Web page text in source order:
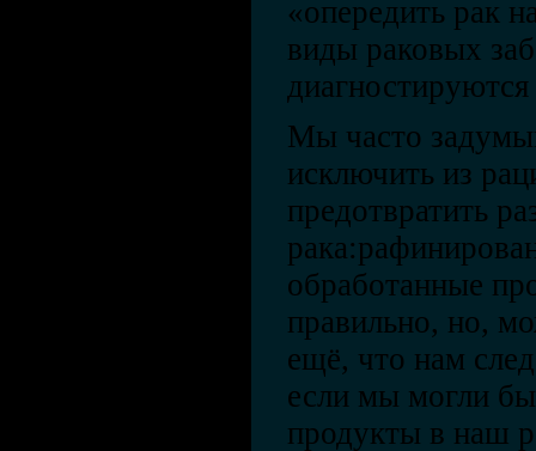
«опередить рак
виды раковых
Мы часто
исключить из
предотвратить
обработанные
правильно, но,
ещё, что нам
если мы могли
продукты в наш